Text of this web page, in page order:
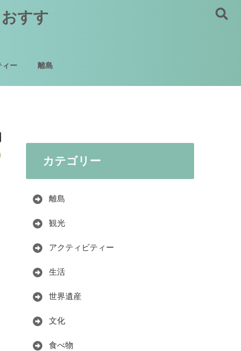
すす
ィー 離島
カテゴリー
離島
観光
アクティビティー
生活
世界遺産
文化
食べ物